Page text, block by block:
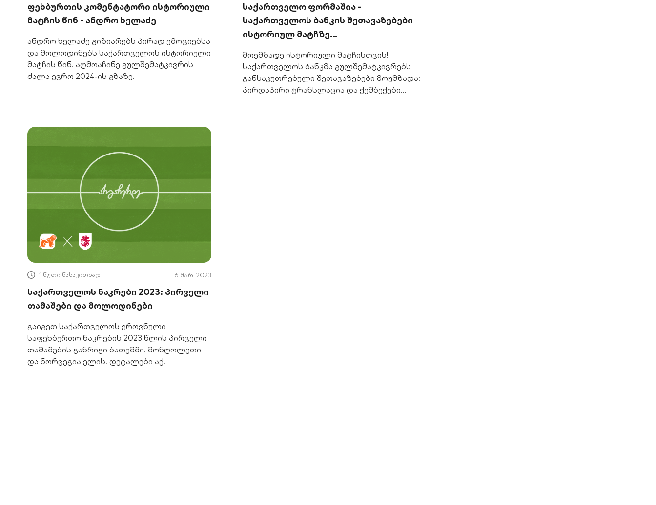
ფეხბურთის კომენტატორი ისტორიული
მატჩის წინ - ანდრო ხელაძე
ანდრო ხელაძე გიზიარებს პირად ემოციებსა
და მოლოდინებს საქართველოს ისტორიული
მატჩის წინ. აღმოაჩინე გულშემატკივრის
ძალა ევრო 2024-ის გზაზე.
საქართველო ფორმაშია -
საქართველოს ბანკის შეთავაზებები
ისტორიულ მატჩზე
მოემზადე ისტორიული მატჩისთვის!
საქართველოს ბანკმა გულშემატკივრებს
განსაკუთრებული შეთავაზებები მოუმზადა:
პირდაპირი ტრანსლაცია და ქეშბექები
1 წუთი წასაკითხად 6 მარ. 2023
საქართველოს ნაკრები 2023: პირველი
თამაშები და მოლოდინები
გაიგეთ საქართველოს ეროვნული
საფეხბურთო ნაკრების 2023 წლის პირველი
თამაშების განრიგი ბათუმში. მონღოლეთი
და ნორვეგია ელის. დეტალები აქ!